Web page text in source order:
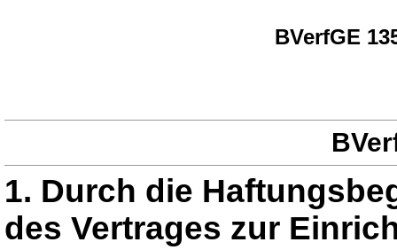
BVerfGE
1. Durch die
des Vertrages zur